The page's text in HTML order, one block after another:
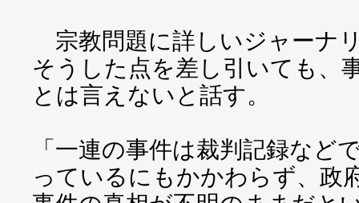
宗教問題に詳しいジャーナ
そうした点を差し引いても、
とは言えないと話す。
「一連の事件は裁判記録など
っているにもかかわらず、政